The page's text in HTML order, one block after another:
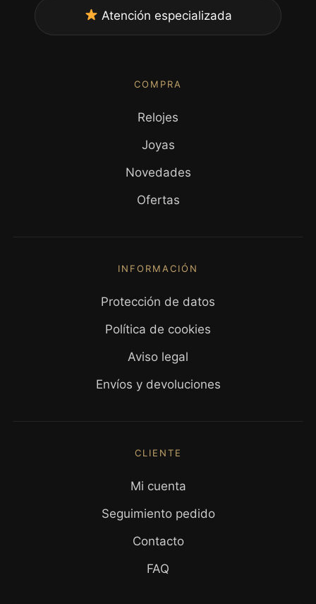
Atención especializada
COMPRA
Relojes
Joyas
Novedades
Ofertas
INFORMACIÓN
Protección de datos
Política de cookies
Aviso legal
Envíos y devoluciones
CLIENTE
Mi cuenta
Seguimiento pedido
Contacto
FAQ